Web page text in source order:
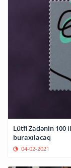
Lütfi Zadənin 100
buraxılacaq
04-02-2021